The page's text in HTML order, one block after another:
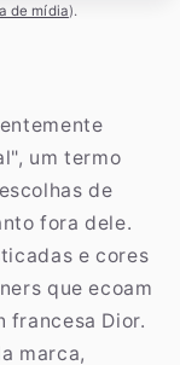
de mídia).
um termo
de
fora dele.
e cores
que ecoam
francesa Dior.
marca,